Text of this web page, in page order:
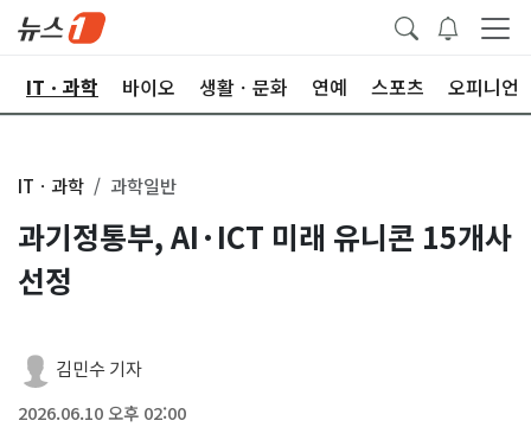
ITㆍ과학 바이오 생활ㆍ문화 연예 스포츠 오피니언
ITㆍ과학 과학일반
과기정통부, AI·ICT 미래 유니콘 15개사
선정
김민수 기자
2026.06.10 오후 02:00